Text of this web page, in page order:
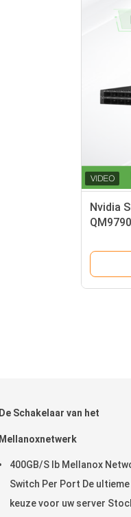
Nvidia
De Schakelaar van het
Mellanoxnetwerk
400GB/S Ib Mellanox
Switch Per Port De ultieme
keuze voor uw server